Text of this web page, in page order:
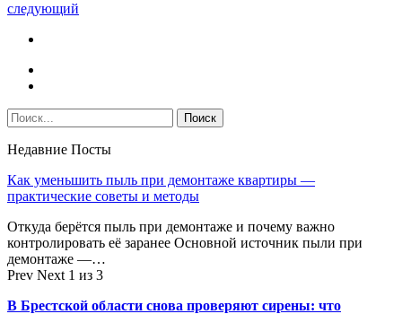
следующий
Недавние Посты
Как уменьшить пыль при демонтаже квартиры —
практические советы и методы
Откуда берётся пыль при демонтаже и почему важно
контролировать её заранее Основной источник пыли при
демонтаже —…
Prev Next 1 из 3
В Брестской области снова проверяют сирены: что